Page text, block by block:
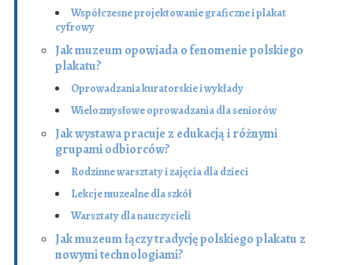
Współczesne projektowanie graficzne i plakat
cyfrowy
Jak muzeum opowiada o fenomenie polskiego
plakatu?
Oprowadzania kuratorskie i wykłady
Wielo­zmysłowe oprowadzania dla seniorów
Jak wystawa pracuje z edukacją i różnymi
grupami odbiorców?
Rodzinne warsztaty i zajęcia dla dzieci
Lekcje muzealne dla szkół
Warsztaty dla nauczycieli
Jak muzeum łączy tradycję polskiego plakatu z
nowymi technologiami?